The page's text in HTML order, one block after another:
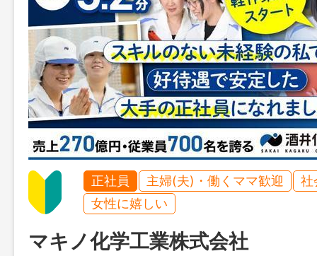
正社員 主婦(夫)・働くママ歓迎
社
女性に嬉しい
マキノ化学工業株式会社